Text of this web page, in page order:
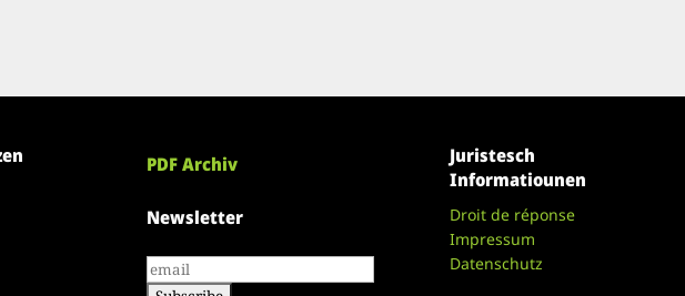
PDF Archiv
Newsletter
Juristesch
Informatiounen
Droit de réponse
Impressum
Datenschutz